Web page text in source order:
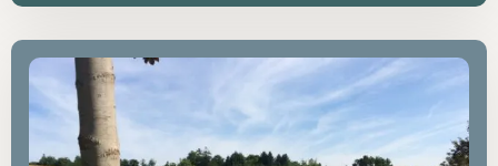
Lees
meer
over
Carrièrekeuzes;